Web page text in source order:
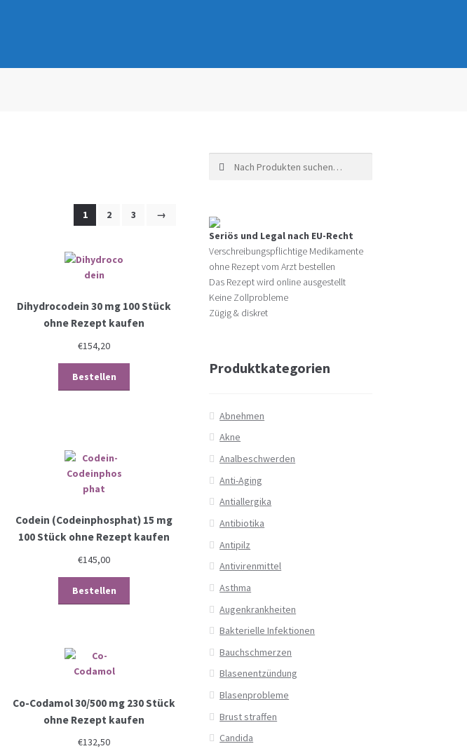
1 2 3 →
Dihydrocodein 30 mg 100 Stück
ohne Rezept kaufen
€154,20
Bestellen
Codein (Codeinphosphat) 15 mg
100 Stück ohne Rezept kaufen
€145,00
Bestellen
Co-Codamol 30/500 mg 230 Stück
ohne Rezept kaufen
€132,50
Suche nach:
Seriös und Legal nach EU-Recht
Verschreibungspflichtige Medikamente
ohne Rezept vom Arzt bestellen
Das Rezept wird online ausgestellt
Keine Zollprobleme
Zügig & diskret
Produktkategorien
Abnehmen
Akne
Analbeschwerden
Anti-Aging
Antiallergika
Antibiotika
Antipilz
Antivirenmittel
Asthma
Augenkrankheiten
Bakterielle Infektionen
Bauchschmerzen
Blasenentzündung
Blasenprobleme
Brust straffen
Candida